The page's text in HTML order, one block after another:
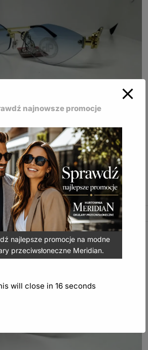
przeciwsłoneczne Jean Paul
JP-639 D
16,50zł (20,30złz VAT)
DODAJ DO KOSZYKA
najnowsze promocje
najlepsze promocje na modne
przeciwsłoneczne Meridian.
will close in 15seconds